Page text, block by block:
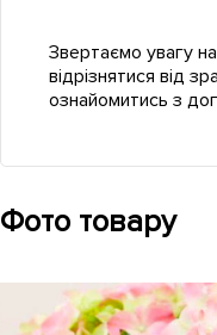
Звертаємо увагу
відрізнятися від
ознайомитись з
Фото товару